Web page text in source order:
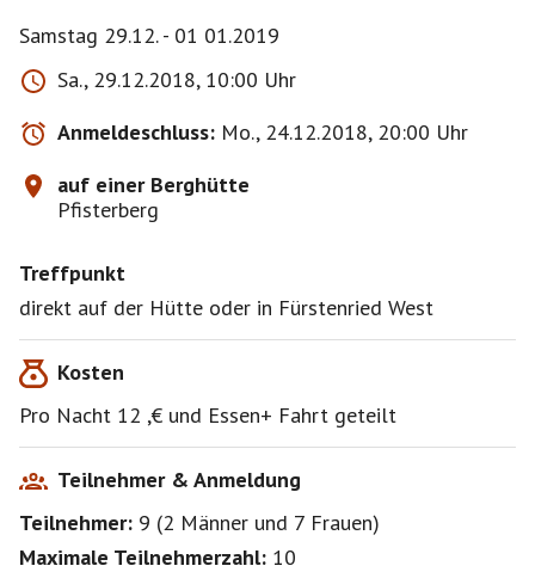
Samstag 29.12. - 01 01.2019
Sa., 29.12.2018, 10:00 Uhr
Anmeldeschluss: Mo., 24.12.2018, 20:00 Uhr
auf einer Berghütte
Pfisterberg
Treffpunkt
direkt auf der Hütte oder in Fürstenried West
Kosten
Pro Nacht 12 ,€ und Essen+ Fahrt geteilt
Teilnehmer & Anmeldung
Teilnehmer: 9 (2 Männer und 7 Frauen)
Maximale Teilnehmerzahl: 10